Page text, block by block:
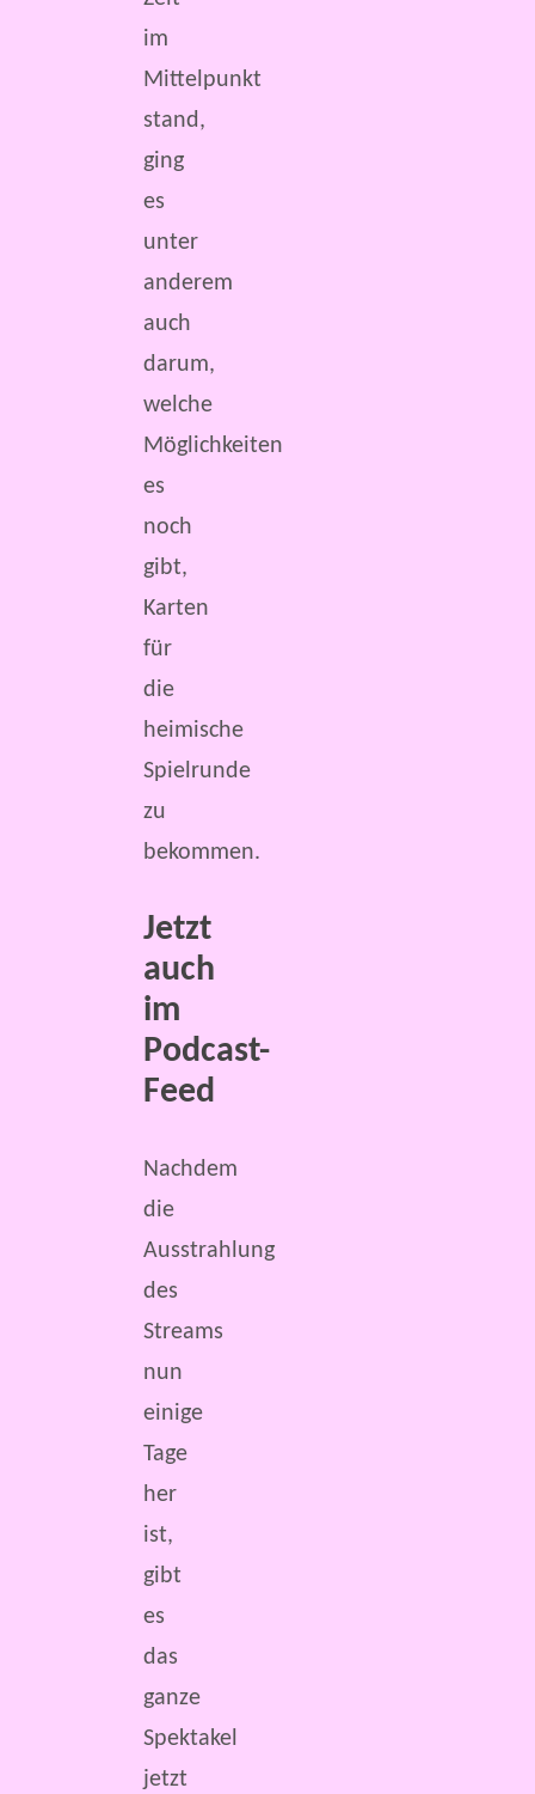
im
Mittelpunkt
stand,
ging
es
unter
anderem
auch
darum,
welche
Möglichkeiten
es
noch
gibt,
Karten
für
die
heimische
Spielrunde
zu
bekommen.
Jetzt
auch
im
Podcast-
Feed
Nachdem
die
Ausstrahlung
des
Streams
nun
einige
Tage
her
ist,
gibt
es
das
ganze
Spektakel
jetzt